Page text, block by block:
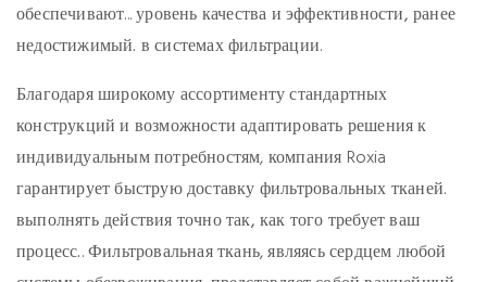
обеспечивают...уровень качества и эффективности, ранее
недостижимый. в системах фильтрации.
Благодаря широкому ассортименту стандартных
конструкций и возможности адаптировать решения к
индивидуальным потребностям, компания Roxia
гарантирует быструю доставку фильтровальных тканей.
выполнять действия точно так, как того требует ваш
процесс.. Фильтровальная ткань, являясь сердцем любой